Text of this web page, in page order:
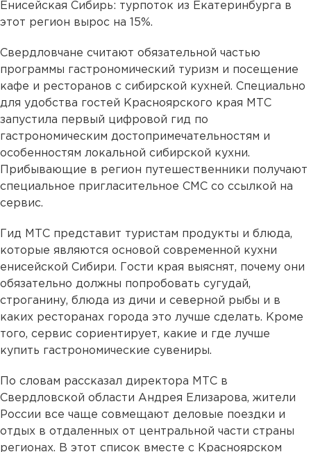
Енисейская Сибирь: турпоток из Екатеринбурга в
этот регион вырос на 15%.
Свердловчане считают обязательной частью
программы гастрономический туризм и посещение
кафе и ресторанов с сибирской кухней. Специально
для удобства гостей Красноярского края МТС
запустила первый цифровой гид по
гастрономическим достопримечательностям и
особенностям локальной сибирской кухни.
Прибывающие в регион путешественники получают
специальное пригласительное СМС со ссылкой на
сервис.
Гид МТС представит туристам продукты и блюда,
которые являются основой современной кухни
енисейской Сибири. Гости края выяснят, почему они
обязательно должны попробовать сугудай,
строганину, блюда из дичи и северной рыбы и в
каких ресторанах города это лучше сделать. Кроме
того, сервис сориентирует, какие и где лучше
купить гастрономические сувениры.
По словам рассказал директора МТС в
Свердловской области Андрея Елизарова, жители
России все чаще совмещают деловые поездки и
отдых в отдаленных от центральной части страны
регионах. В этот список вместе с Красноярском